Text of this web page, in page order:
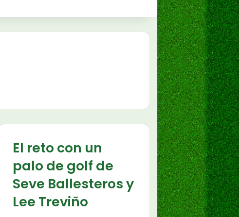
El reto con un
palo de golf de
Seve Ballesteros y
Lee Treviño